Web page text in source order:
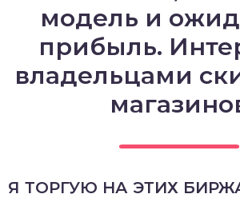
модель и
прибыль.
владельцами
Я ТОРГУЮ НА ЭТИХ